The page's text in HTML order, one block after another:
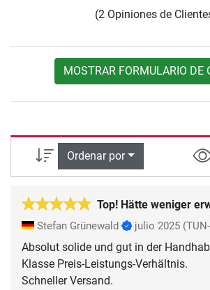
(2 Opiniones de
MOSTRAR FORMULARIO DE
Ordenar por
Top! Hätte weniger
Stefan Grünewald julio 2025
Absolut solide und gut in der
Klasse Preis-Leistungs-Verhältnis.
Schneller Versand.